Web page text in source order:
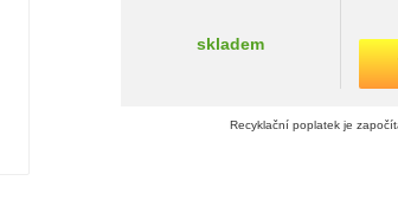
skladem
Recyklační poplatek je